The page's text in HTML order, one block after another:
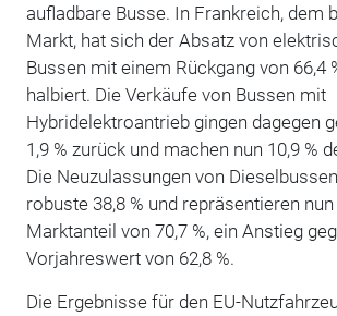
aufladbare Busse. In Frankreich, dem
Markt, hat sich der Absatz von
Bussen mit einem Rückgang von 66,4
halbiert. Die Verkäufe von Bussen mit
Hybridelektroantrieb gingen dagegen
1,9 % zurück und machen nun 10,9 %
Die Neuzulassungen von
robuste 38,8 % und repräsentieren
Marktanteil von 70,7 %, ein Anstieg
Vorjahreswert von 62,8 %.
Die Ergebnisse für den EU-